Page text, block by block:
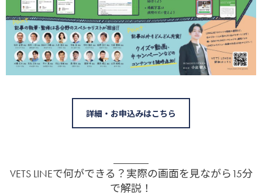
詳細・お申込みはこちら
VETS LINEで何ができる？実際の画面を見ながら15分
で解説！